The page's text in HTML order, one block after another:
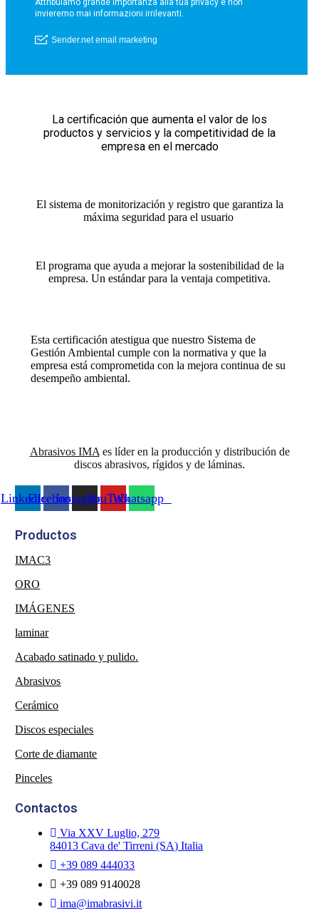
La certificación que aumenta el valor de los
productos y servicios y la competitividad de la
empresa en el mercado
El sistema de monitorización y registro que garantiza la
máxima seguridad para el usuario
El programa que ayuda a mejorar la sostenibilidad de la
empresa. Un estándar para la ventaja competitiva.
Esta certificación atestigua que nuestro Sistema de
Gestión Ambiental cumple con la normativa y que la
empresa está comprometida con la mejora continua de su
desempeño ambiental.
Abrasivos IMAes líder en la producción y distribución de
discos abrasivos, rígidos y de láminas.
LinkedInFacebookInstagramYouTubeWhatsapp
Productos
IMAC3
ORO
IMÁGENES
laminar
Acabado satinado y pulido.
Abrasivos
Cerámico
Discos especiales
Corte de diamante
Pinceles
Contactos
Via XXV Luglio, 279
84013 Cava de' Tirreni (SA) Italia
+39 089 444033
+39 089 9140028
ima@imabrasivi.it